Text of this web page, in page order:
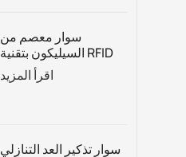
سوار معصم من
السيليكون بتقنية RFID
قابل للتعديل حسب
الطلب
اقرأ المزيد
سوار تذكير العد التنازلي